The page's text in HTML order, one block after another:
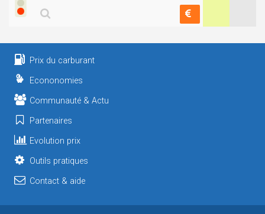
Prix du carburant
Econonomies
Communauté & Actu
Partenaires
Evolution prix
Outils pratiques
Contact & aide